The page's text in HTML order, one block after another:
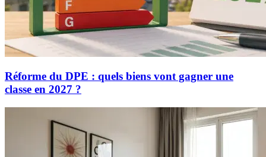
Réforme du DPE : quels biens vont gagner une
classe en 2027 ?